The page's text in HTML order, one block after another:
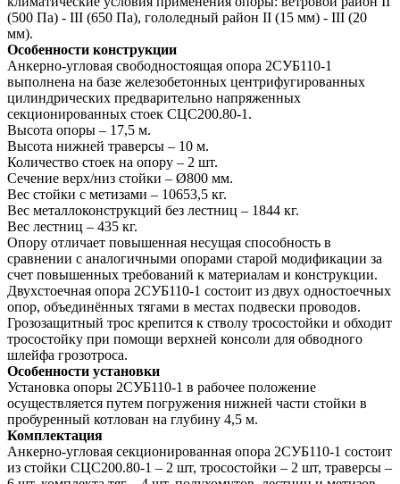
(500 Па) - III (650 Па), гололедный район II (15 мм) - III (20
мм).
Особенности конструкции
Анкерно-угловая свободностоящая опора 2СУБ110-1
выполнена на базе железобетонных центрифугированных
цилиндрических предварительно напряженных
секционированных стоек СЦС200.80-1.
Высота опоры – 17,5 м.
Высота нижней траверсы – 10 м.
Количество стоек на опору – 2 шт.
Сечение верх/низ стойки – Ø800 мм.
Вес стойки с метизами – 10653,5 кг.
Вес металлоконструкций без лестниц – 1844 кг.
Вес лестниц – 435 кг.
Опору отличает повышенная несущая способность в
сравнении с аналогичными опорами старой модификации за
счет повышенных требований к материалам и конструкции.
Двухстоечная опора 2СУБ110-1 состоит из двух одностоечных
опор, объединённых тягами в местах подвески проводов.
Грозозащитный трос крепится к стволу тросостойки и обходит
тросостойку при помощи верхней консоли для обводного
шлейфа грозотроса.
Особенности установки
Установка опоры 2СУБ110-1 в рабочее положение
осуществляется путем погружения нижней части стойки в
пробуренный котлован на глубину 4,5 м.
Комплектация
Анкерно-угловая секционированная опора 2СУБ110-1 состоит
из стойки СЦС200.80-1 – 2 шт, тросостойки – 2 шт, траверсы –